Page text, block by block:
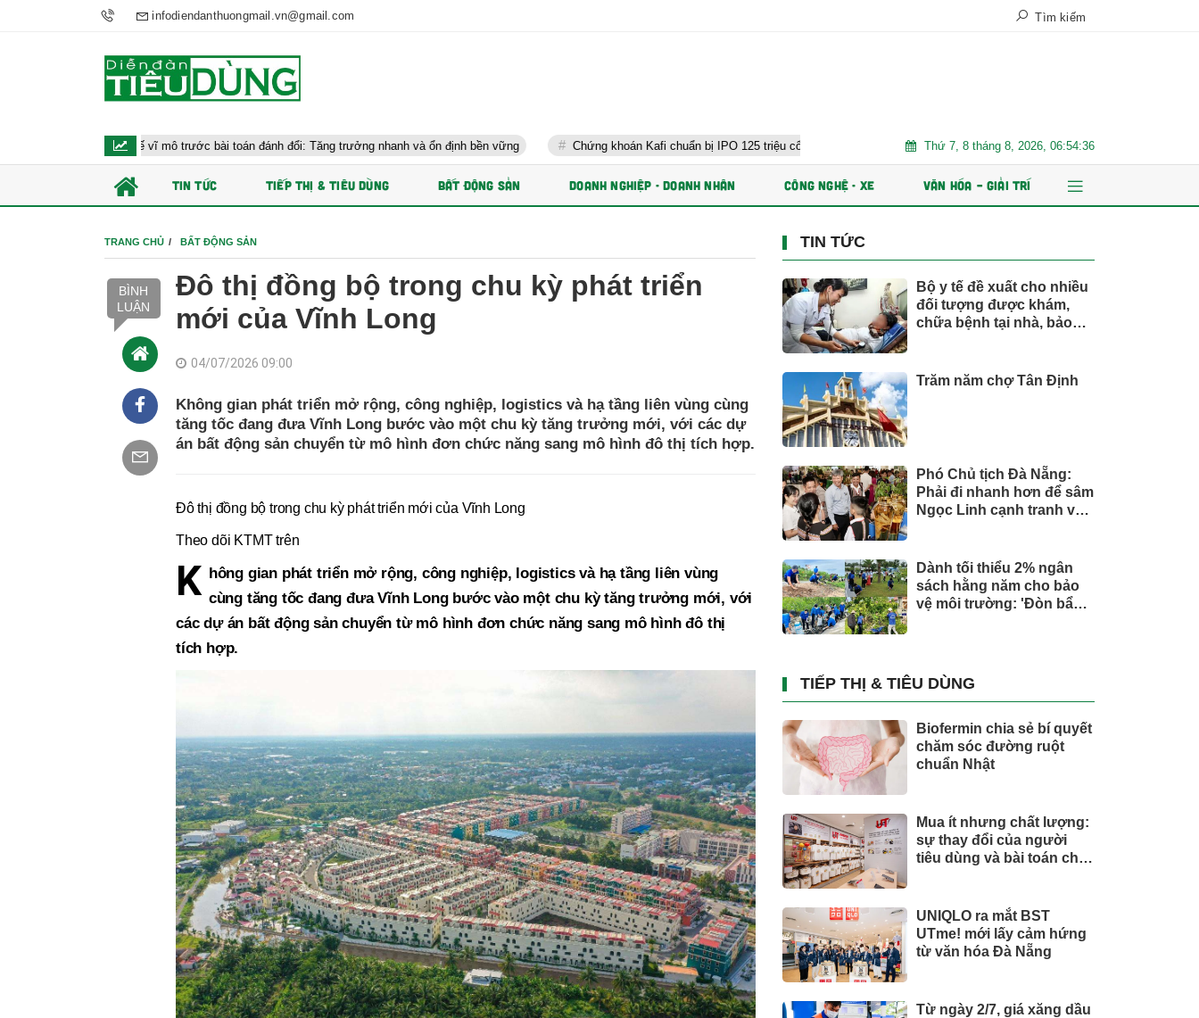
infodiendanthuongmail.vn@gmail.com Tìm kiếm
kinh tế vĩ mô trước bài toán đánh đổi: Tăng trưởng nhanh và ổn định bền vững Chứng khoán Kafi chuẩn bị IPO 125 triệu cổ phiếu và phát hành ESOP Xe điện đang áp đảo thị trường MPV Việt
Thứ 7, 8 tháng 8, 2026, 06:54:37
TIN TỨC TIẾP THỊ & TIÊU DÙNG BẤT ĐỘNG SẢN DOANH NGHIỆP - DOANH NHÂN CÔNG NGHỆ - XE VĂN HÓA – GIẢI TRÍ
TRANG CHỦ BẤT ĐỘNG SẢN
BÌNH
LUẬN
Đô thị đồng bộ trong chu kỳ phát triển
mới của Vĩnh Long
04/07/2026 09:00
Không gian phát triển mở rộng, công nghiệp, logistics và hạ tầng liên vùng cùng
tăng tốc đang đưa Vĩnh Long bước vào một chu kỳ tăng trưởng mới, với các dự
án bất động sản chuyển từ mô hình đơn chức năng sang mô hình đô thị tích hợp.
Đô thị đồng bộ trong chu kỳ phát triển mới của Vĩnh Long
Theo dõi KTMT trên
K hông gian phát triển mở rộng, công nghiệp, logistics và hạ tầng liên vùng
cùng tăng tốc đang đưa Vĩnh Long bước vào một chu kỳ tăng trưởng mới, với
các dự án bất động sản chuyển từ mô hình đơn chức năng sang mô hình đô thị
tích hợp.
TIN TỨC
Bộ y tế đề xuất cho nhiều
đối tượng được khám,
chữa bệnh tại nhà, bảo
Trăm năm chợ Tân Định
Phó Chủ tịch Đà Nẵng:
Phải đi nhanh hơn để sâm
Ngọc Linh cạnh tranh với
Dành tối thiểu 2% ngân
sách hằng năm cho bảo
vệ môi trường: 'Đòn bẩy'
TIẾP THỊ & TIÊU DÙNG
Biofermin chia sẻ bí quyết
chăm sóc đường ruột
chuẩn Nhật
Mua ít nhưng chất lượng:
sự thay đổi của người
tiêu dùng và bài toán cho
UNIQLO ra mắt BST
UTme! mới lấy cảm hứng
từ văn hóa Đà Nẵng
Từ ngày 2/7, giá xăng dầu